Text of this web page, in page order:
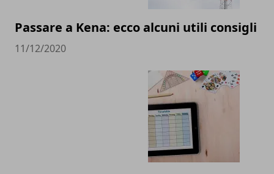
Passare a Kena: ecco alcuni utili consigli
11/12/2020